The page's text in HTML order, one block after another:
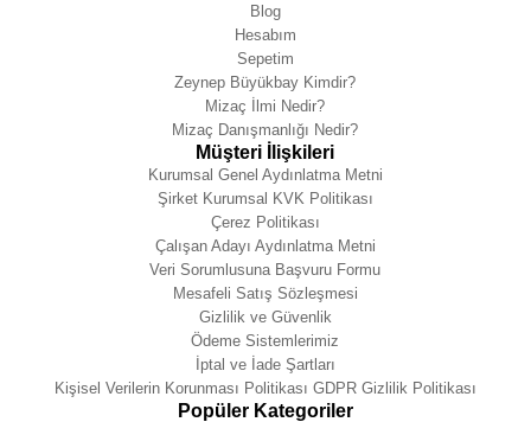
Blog
Hesabım
Sepetim
Zeynep Büyükbay Kimdir?
Mizaç İlmi Nedir?
Mizaç Danışmanlığı Nedir?
Müşteri İlişkileri
Kurumsal Genel Aydınlatma Metni
Şirket Kurumsal KVK Politikası
Çerez Politikası
Çalışan Adayı Aydınlatma Metni
Veri Sorumlusuna Başvuru Formu
Mesafeli Satış Sözleşmesi
Gizlilik ve Güvenlik
Ödeme Sistemlerimiz
İptal ve İade Şartları
Kişisel Verilerin Korunması Politikası GDPR Gizlilik Politikası
Popüler Kategoriler